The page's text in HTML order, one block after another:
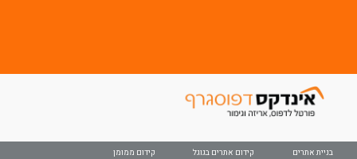
בניית אתרים קידום אתרים בגוגל קידום ממומן